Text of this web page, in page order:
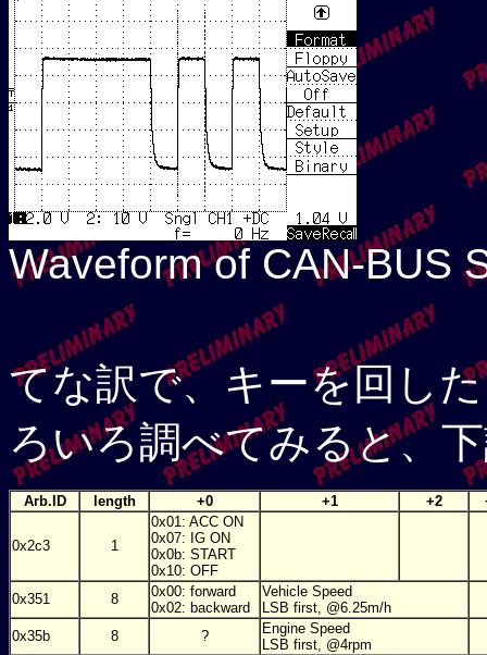
Waveform of CAN-BUS
てな訳で、キーを回し
ろいろ調べてみると、
Arb.ID length +0 +1 +2
0x2c3 1
0x01: ACC ON
0x07: IG ON
0x0b: START
0x10: OFF
0x351
8
0x00: forward
0x02: backward
Vehicle Speed
LSB first, @6.25m/h
0x35b
8 ?
Engine Speed
LSB first, @4rpm